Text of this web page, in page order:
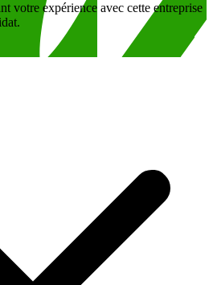
votre expérience avec cette entreprise